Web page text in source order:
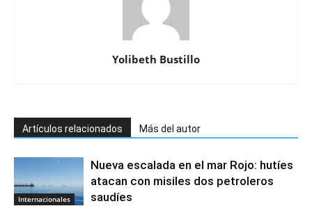
Yolibeth Bustillo
Artículos relacionados Más del autor
Internacionales
Nueva escalada en el mar Rojo: hutíes
atacan con misiles dos petroleros
saudíes